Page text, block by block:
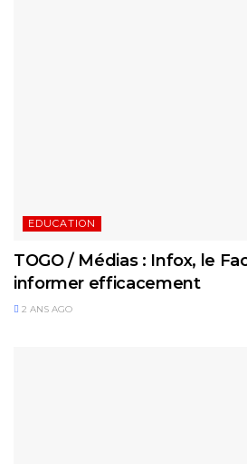
EDUCATION
TOGO / Médias : Infox, le
informer efficacement
2 ANS AGO